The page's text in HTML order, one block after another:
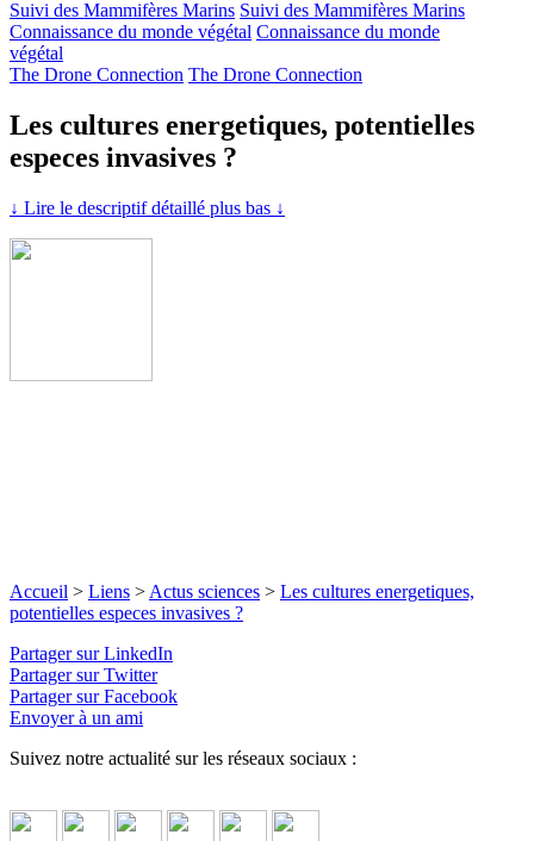
Suivi des Mammifères Marins Suivi des Mammifères Marins
Connaissance du monde végétal Connaissance du monde
végétal
The Drone Connection The Drone Connection
Les cultures energetiques, potentielles
especes invasives ?
↓ Lire le descriptif détaillé plus bas ↓
Accueil > Liens > Actus sciences > Les cultures energetiques,
potentielles especes invasives ?
Partager sur LinkedIn
Partager sur Twitter
Partager sur Facebook
Envoyer à un ami
Suivez notre actualité sur les réseaux sociaux :